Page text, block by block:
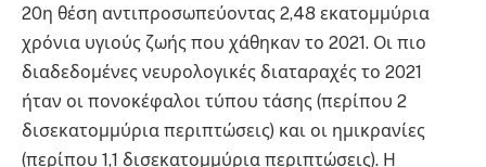
20η θέση αντιπροσωπεύοντας 2,48 εκατομμύρια
χρόνια υγιούς ζωής που χάθηκαν το 2021. Οι πιο
διαδεδομένες νευρολογικές διαταραχές το 2021
ήταν οι πονοκέφαλοι τύπου τάσης (περίπου 2
δισεκατομμύρια περιπτώσεις) και οι ημικρανίες
(περίπου 1,1 δισεκατομμύρια περιπτώσεις). Η